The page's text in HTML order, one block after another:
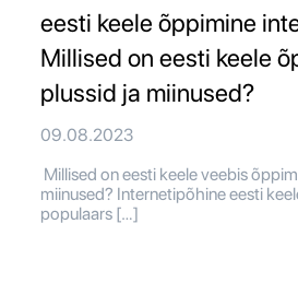
eesti keele õppimine
Millised on eesti keele
plussid ja miinused?
09.08.2023
Millised on eesti keele veebis
miinused? Internetipõhine eesti
populaars […]